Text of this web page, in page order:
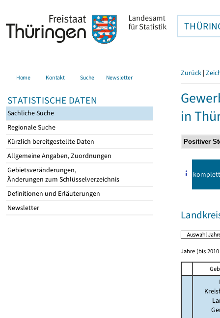
Home Kontakt Suche Newsletter
STATISTISCHE DATEN
Sachliche Suche
Regionale Suche
Kürzlich bereitgestellte Daten
Allgemeine Angaben, Zuordnungen
Gebietsveränderungen,
Änderungen zum Schlüsselverzeichnis
Definitionen und Erläuterungen
Newsletter
Zurück |
in
komplett
Jahre (bis